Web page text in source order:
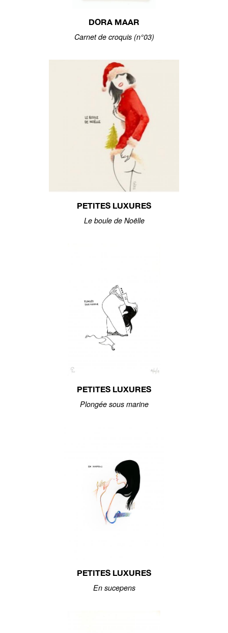
DORA MAAR
Carnet de croquis (n°03)
PETITES LUXURES
Le boule de Noëlle
PETITES LUXURES
Plongée sous marine
PETITES LUXURES
En sucepens